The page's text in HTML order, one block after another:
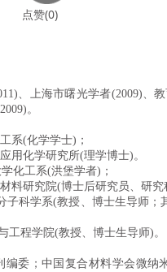
点赞(0)
、上海市曙光学者(2009)、
2009)。
系(化学学士) ；
用化学研究所(理学博士)。
学化工系(洪堡学者) ；
料研究院(博士后研究员、研究
子科学系(教授、博士生导师；
工程学院(教授、博士生导师)。
编委；中国复合材料学会微